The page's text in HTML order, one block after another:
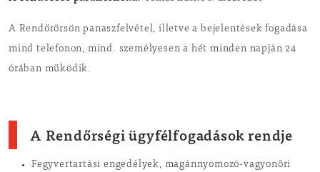
A Rendőrőrsön panaszfelvétel, illetve a bejelentések fogadása
mind telefonon, mind. személyesen a hét minden napján 24
órában működik.
A Rendőrségi ügyfélfogadások rendje
Fegyvertartási engedélyek, magánnyomozó-vagyonőri